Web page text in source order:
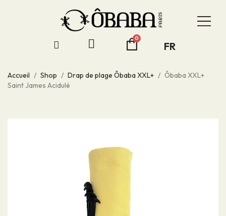
FR
Accueil Shop Drap de plage Ôbaba XXL+
Ôbaba XXL+
Saint James Acidulé